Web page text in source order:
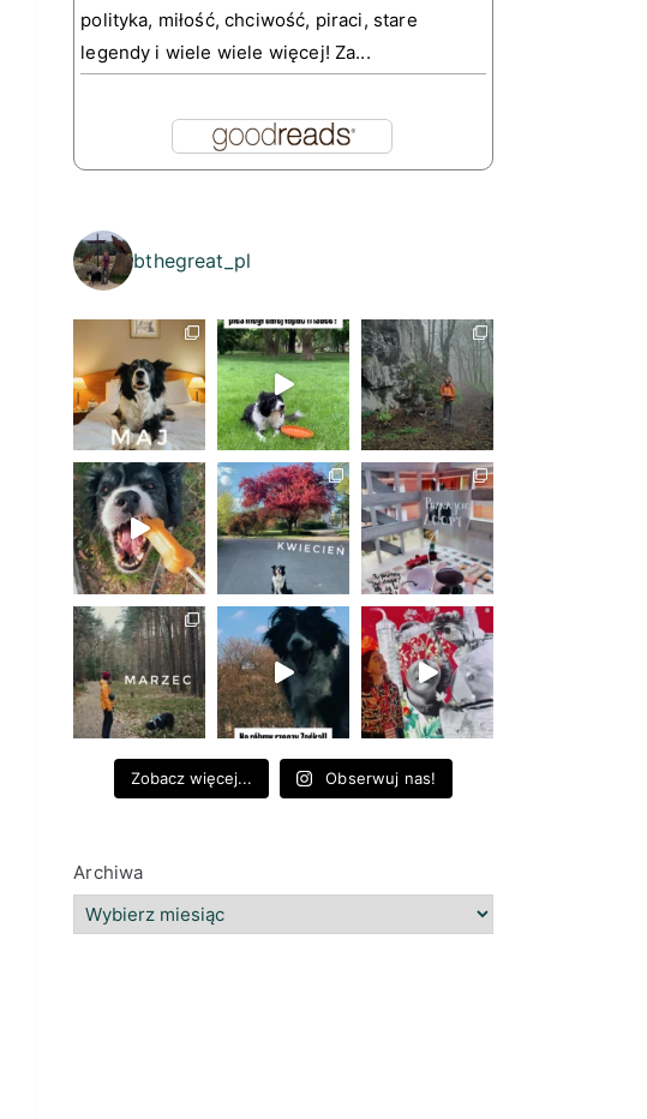
polityka, miłość, chciwość, piraci, stare
legendy i wiele wiele więcej! Za...
bthegreat_pl
Zobacz więcej... Obserwuj nas!
Archiwa